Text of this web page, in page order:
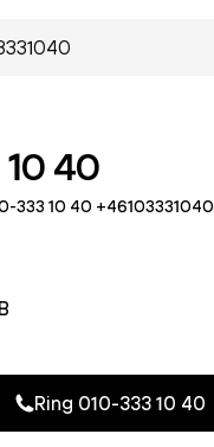
40
333 10 40 +46103331040
Ring 010-333 10 40